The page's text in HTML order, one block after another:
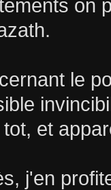
on
le
tot, et
j'en